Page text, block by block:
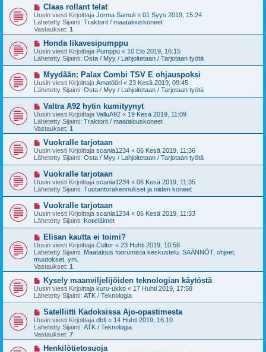
e
s
t
U
u
s
i
v
e
s
t
Claas rollant telat
Uusin viesti Kirjoittaja Jorma Samuli « 01 Syys 2019, 15:24
Lähetetty Sijainti: Traktorit / maatalouskoneet
Vastaukset: 1
U
u
s
i
v
e
s
t
Honda likavesipumppu
Uusin viesti Kirjoittaja Pumppu « 10 Elo 2019, 16:15
Lähetetty Sijainti: Osta / Myy / Lahjoitetaan / Tarjotaan työtä
U
u
s
i
v
e
s
t
Myydään: Palax Combi TSV E ohjauspoksi
Uusin viesti Kirjoittaja Amatööri « 23 Kesä 2019, 09:45
Lähetetty Sijainti: Osta / Myy / Lahjoitetaan / Tarjotaan työtä
U
u
s
i
v
s
t
Valtra A92 hytin kumityynyt
Uusin viesti Kirjoittaja ValluA92 « 19 Kesä 2019, 11:09
Lähetetty Sijainti: Traktorit / maatalouskoneet
Vastaukset: 1
U
u
s
i
v
e
s
t
Vuokralle tarjotaan
Uusin viesti Kirjoittaja scania1234 « 06 Kesä 2019, 11:36
Lähetetty Sijainti: Osta / Myy / Lahjoitetaan / Tarjotaan työtä
U
u
s
i
v
e
s
t
Vuokralle tarjotaan
Uusin viesti Kirjoittaja scania1234 « 06 Kesä 2019, 11:35
Lähetetty Sijainti: Tuotantorakennukset ja niiden koneet
U
u
s
i
v
e
s
t
i
Vuokralle tarjotaan
Uusin viesti Kirjoittaja scania1234 « 06 Kesä 2019, 11:33
Lähetetty Sijainti: Kotieläimet
U
u
s
i
v
i
e
s
t
i
Elisan kautta ei toimi?
Uusin viesti Kirjoittaja Cultor « 23 Huhti 2019, 10:58
Lähetetty Sijainti: Maatalous foorumista keskustelu. SÄÄNNÖT, ohjeet,
muutokset, ym.
Vastaukset: 1
U
u
s
i
v
e
s
t
Kysely maanviljelijöiden teknologian käytöstä
Uusin viesti Kirjoittaja kuru-ukko « 17 Huhti 2019, 17:58
Lähetetty Sijainti: ATK / Teknologia
U
u
s
i
v
Satelliitti Kadoksissa Ajo-opastimesta
Uusin viesti Kirjoittaja dbfi « 14 Huhti 2019, 16:10
Lähetetty Sijainti: ATK / Teknologia
Vastaukset: 7
UHenkilötietosuoja